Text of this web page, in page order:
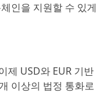
인을 지원할 수 있게
제 USD와 EUR 기반
이상의 법정 통화로